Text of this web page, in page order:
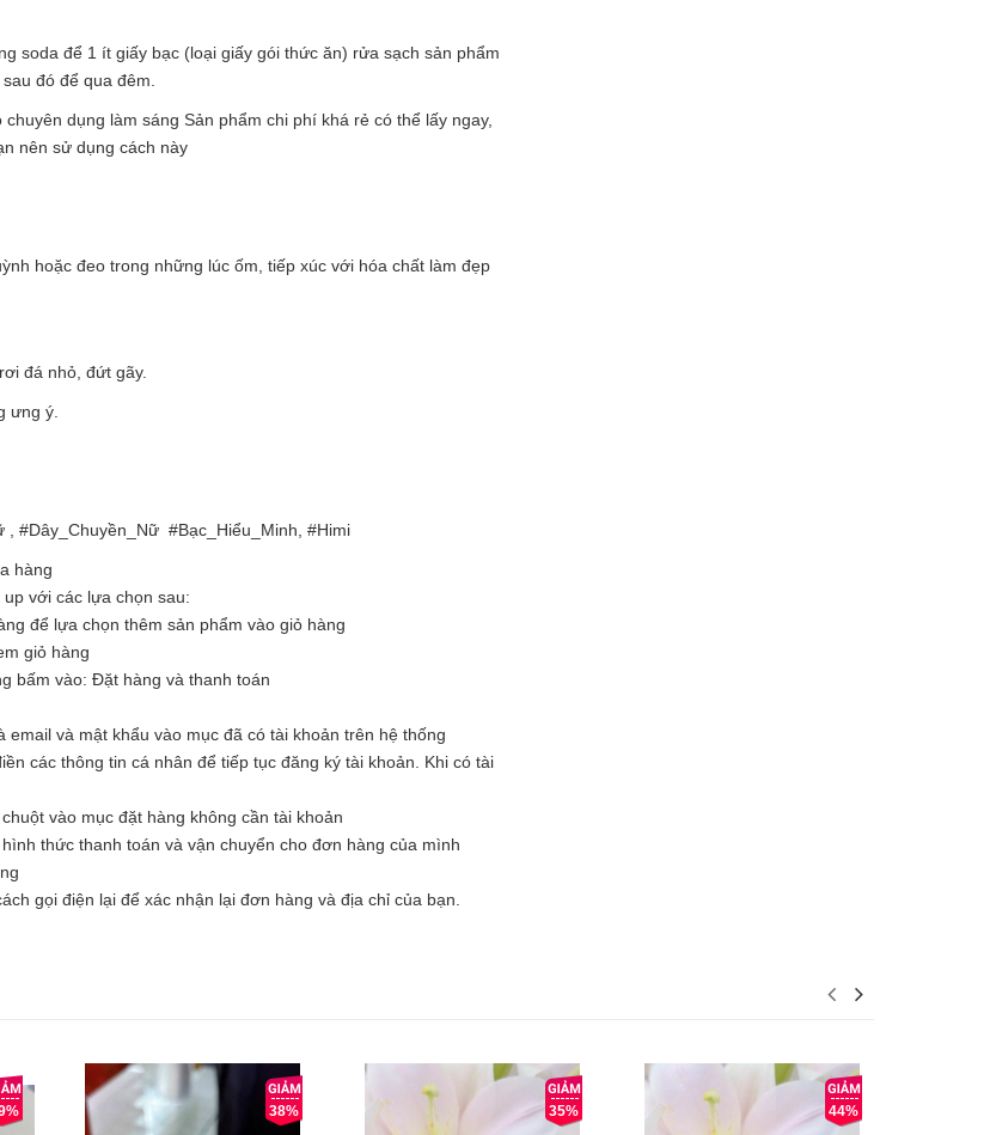
soda để 1 ít giấy bạc (loại giấy gói thức ăn) rửa sạch sản phẩm
đó để qua đêm.
dụng làm sáng Sản phẩm chi phí khá rẻ có thể lấy ngay,
nên sử dụng cách này
hoặc đeo trong những lúc ốm, tiếp xúc với hóa chất làm đẹp
đá nhỏ, đứt gãy.
ưng ý.
#Dây_Chuyền_Nữ #Bạc_Hiểu_Minh, #Himi
hàng
với các lựa chọn sau:
để lựa chọn thêm sản phẩm vào giỏ hàng
giỏ hàng
bấm vào: Đặt hàng và thanh toán
và mật khẩu vào mục đã có tài khoản trên hệ thống
các thông tin cá nhân để tiếp tục đăng ký tài khoản. Khi có tài
vào mục đặt hàng không cần tài khoản
thức thanh toán và vận chuyển cho đơn hàng của mình
gọi điện lại để xác nhận lại đơn hàng và địa chỉ của bạn.
38% 35% 44%